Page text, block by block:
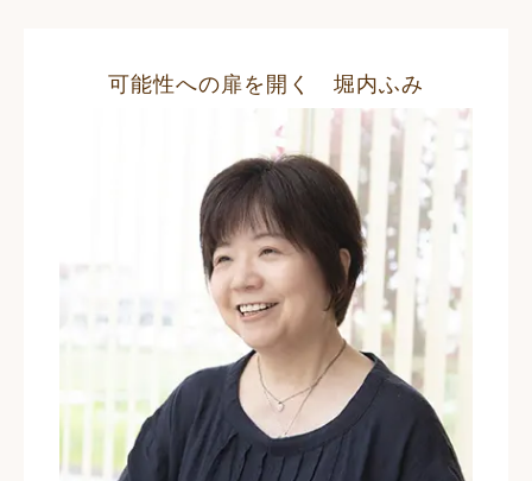
可能性への扉を開く 堀内ふみ